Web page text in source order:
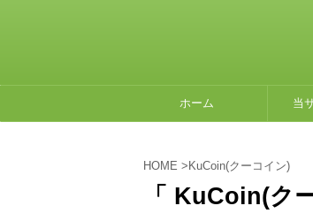
ホーム 当
HOME > KuCoin(クーコイン)
「 KuCoin(ク